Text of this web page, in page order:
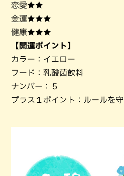
恋愛★★
金運★★★
健康★★★
【開運ポイント】
カラー：イエロー
フード：乳酸菌飲料
ナンバー：５
プラス１ポイント：ルールを守